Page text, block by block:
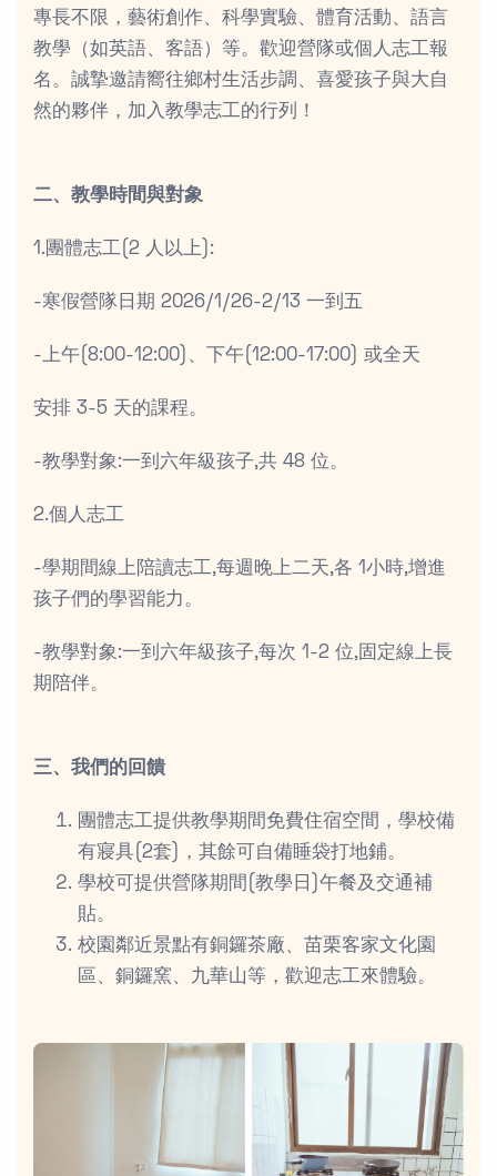
專長不限，藝術創作、科學實驗、體育活動、語言
教學（如英語、客語）等。歡迎營隊或個人志工報
名。誠摯邀請嚮往鄉村生活步調、喜愛孩子與大自
然的夥伴，加入教學志工的行列！
二、教學時間與對象
1.團體志工(2 人以上):
-寒假營隊日期 2026/1/26-2/13 一到五
-上午(8:00-12:00)、下午(12:00-17:00) 或全天
安排 3-5 天的課程。
-教學對象:一到六年級孩子,共 48 位。
2.個人志工
-學期間線上陪讀志工,每週晚上二天,各 1小時,增進
孩子們的學習能力。
-教學對象:一到六年級孩子,每次 1-2 位,固定線上長
期陪伴。
三、我們的回饋
團體志工提供教學期間免費住宿空間，學校備
有寢具(2套)，其餘可自備睡袋打地鋪。
學校可提供營隊期間(教學日)午餐及交通補
貼。
校園鄰近景點有銅鑼茶廠、苗栗客家文化園
區、銅鑼窯、九華山等，歡迎志工來體驗。